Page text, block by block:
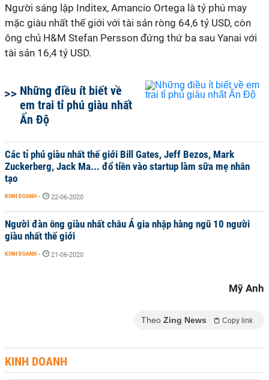
Người sáng lập Inditex, Amancio Ortega là tỷ phú may
mặc giàu nhất thế giới với tài sản ròng 64,6 tỷ USD, còn
ông chủ H&M Stefan Persson đứng thứ ba sau Yanai với
tài sản 16,4 tỷ USD.
Những điều ít biết về
em trai tỉ phú giàu nhất
Ấn Độ
Các tỉ phú giàu nhất thế giới Bill Gates, Jeff Bezos, Mark
Zuckerberg, Jack Ma... đổ tiền vào startup làm sữa mẹ nhân
tạo
KINH DOANH - 22-06-2020
Người đàn ông giàu nhất châu Á gia nhập hàng ngũ 10 người
giàu nhất thế giới
KINH DOANH - 21-06-2020
Mỹ Anh
Theo Zing News Copy link
KINH DOANH